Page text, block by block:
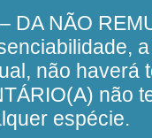
DA NÃO
não
não
espécie.